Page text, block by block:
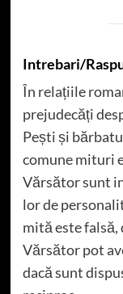
Intrebari/
În relațiile
prejudecăți
Pești și
comune mituri
Vărsător sunt
lor de
mită este falsă,
Vărsător pot
dacă sunt